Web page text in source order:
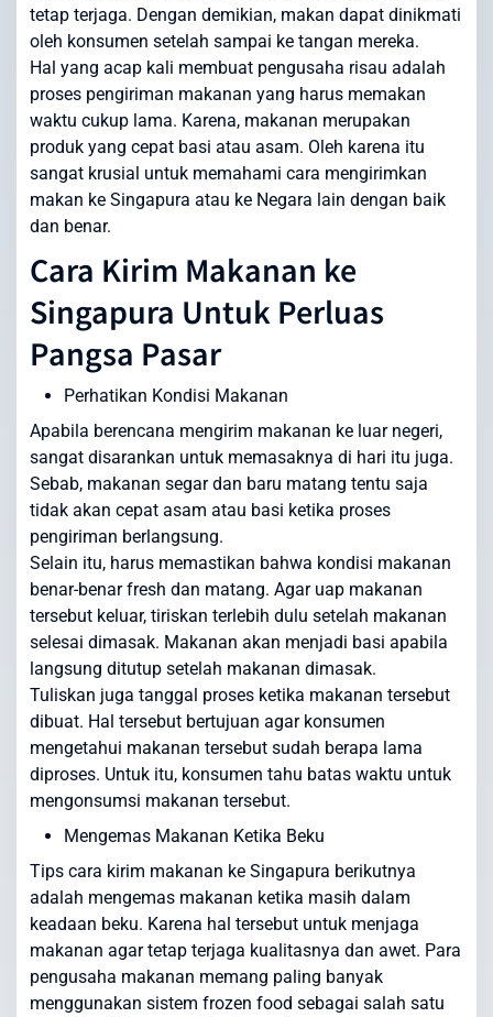
tetap terjaga. Dengan demikian, makan dapat dinikmati
oleh konsumen setelah sampai ke tangan mereka.
Hal yang acap kali membuat pengusaha risau adalah
proses pengiriman makanan yang harus memakan
waktu cukup lama. Karena, makanan merupakan
produk yang cepat basi atau asam. Oleh karena itu
sangat krusial untuk memahami cara mengirimkan
makan ke Singapura atau ke Negara lain dengan baik
dan benar.
Cara Kirim Makanan ke
Singapura Untuk Perluas
Pangsa Pasar
Perhatikan Kondisi Makanan
Apabila berencana mengirim makanan ke luar negeri,
sangat disarankan untuk memasaknya di hari itu juga.
Sebab, makanan segar dan baru matang tentu saja
tidak akan cepat asam atau basi ketika proses
pengiriman berlangsung.
Selain itu, harus memastikan bahwa kondisi makanan
benar-benar fresh dan matang. Agar uap makanan
tersebut keluar, tiriskan terlebih dulu setelah makanan
selesai dimasak. Makanan akan menjadi basi apabila
langsung ditutup setelah makanan dimasak.
Tuliskan juga tanggal proses ketika makanan tersebut
dibuat. Hal tersebut bertujuan agar konsumen
mengetahui makanan tersebut sudah berapa lama
diproses. Untuk itu, konsumen tahu batas waktu untuk
mengonsumsi makanan tersebut.
Mengemas Makanan Ketika Beku
Tips cara kirim makanan ke Singapura berikutnya
adalah mengemas makanan ketika masih dalam
keadaan beku. Karena hal tersebut untuk menjaga
makanan agar tetap terjaga kualitasnya dan awet. Para
pengusaha makanan memang paling banyak
menggunakan sistem frozen food sebagai salah satu